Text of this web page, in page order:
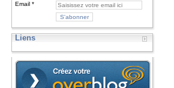
Email
Liens